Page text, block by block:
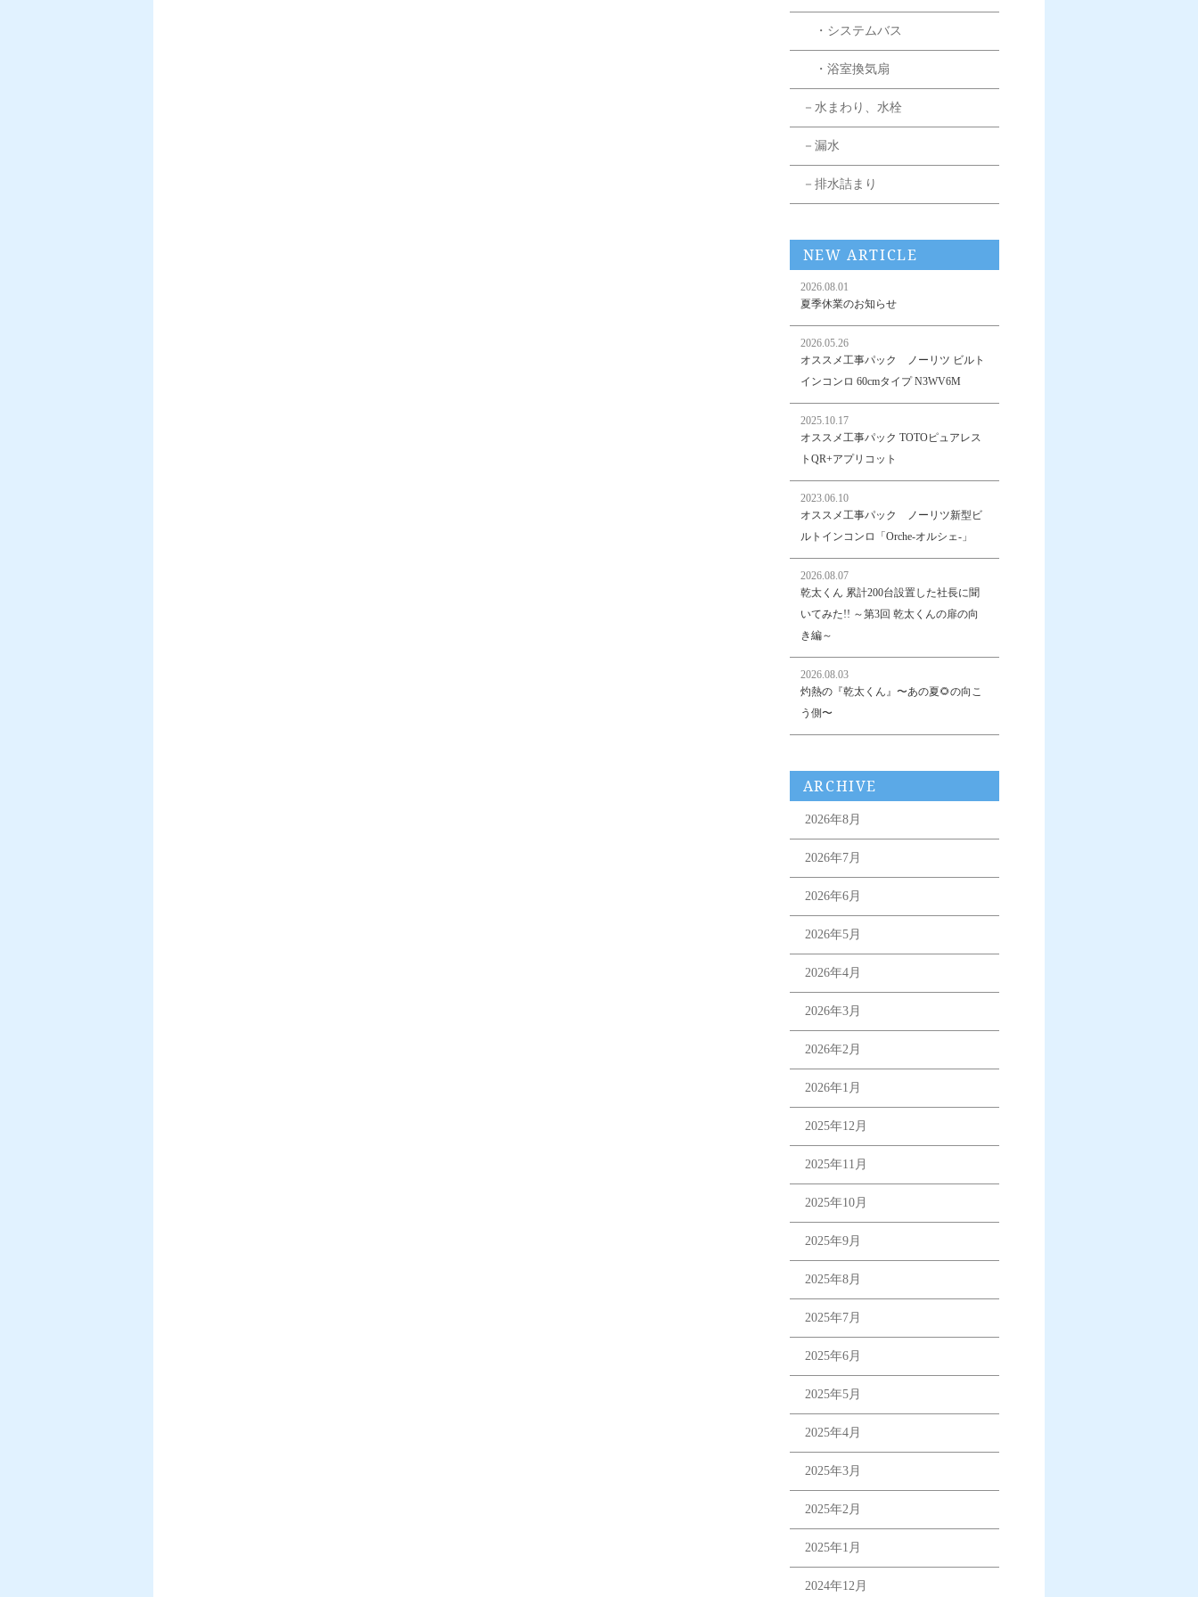
・システムバス
・浴室換気扇
－水まわり、水栓
－漏水
－排水詰まり
NEW ARTICLE
2026.08.01
夏季休業のお知らせ
2026.05.26
オススメ工事パック ノーリツ ビルト
インコンロ 60cmタイプ N3WV6M
2025.10.17
オススメ工事パック TOTOピュアレス
トQR+アプリコット
2023.06.10
オススメ工事パック ノーリツ新型ビ
ルトインコンロ「Orche-オルシェ-」
2026.08.07
乾太くん 累計200台設置した社長に聞
いてみた!! ～第3回 乾太くんの扉の向
き編～
2026.08.03
灼熱の『乾太くん』〜あの夏🌻の向こ
う側〜
ARCHIVE
2026年8月
2026年7月
2026年6月
2026年5月
2026年4月
2026年3月
2026年2月
2026年1月
2025年12月
2025年11月
2025年10月
2025年9月
2025年8月
2025年7月
2025年6月
2025年5月
2025年4月
2025年3月
2025年2月
2025年1月
2024年12月